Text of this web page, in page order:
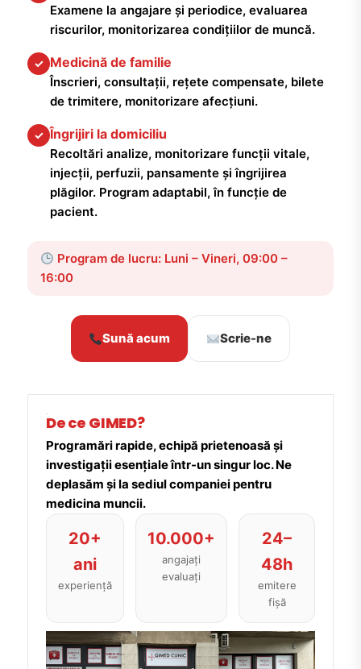
Examene la angajare și periodice, evaluarea
riscurilor, monitorizarea condițiilor de muncă.
✓ Medicină de familie
Înscrieri, consultații, rețete compensate, bilete
de trimitere, monitorizare afecțiuni.
✓ Îngrijiri la domiciliu
Recoltări analize, monitorizare funcții vitale,
injecții, perfuzii, pansamente și îngrijirea
plăgilor. Program adaptabil, în funcție de
pacient.
Program de lucru: Luni – Vineri, 09:00 –
16:00
Sună acum Scrie-ne
De ce GIMED?
Programări rapide, echipă prietenoasă și
investigații esențiale într-un singur loc. Ne
deplasăm și la sediul companiei pentru
medicina muncii.
20+
ani
experiență
10.000+
angajați
evaluați
24–
48h
emitere
fișă